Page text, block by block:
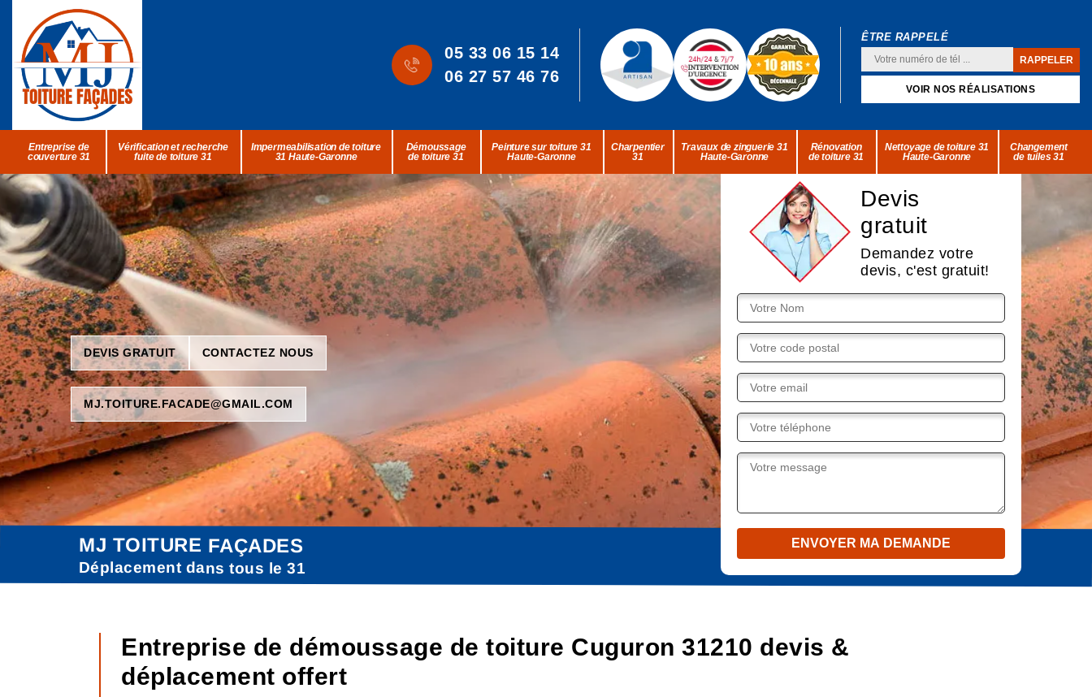
05 33 06 15 14
06 27 57 46 76
ÊTRE RAPPELÉ
VOIR NOS RÉALISATIONS
Entreprise de
couverture 31
Vérification et recherche
fuite de toiture 31
Impermeabilisation de toiture
31 Haute-Garonne
Démoussage
de toiture 31
Peinture sur toiture 31
Haute-Garonne
Charpentier
31
Travaux de zinguerie 31
Haute-Garonne
Rénovation
de toiture 31
Nettoyage de toiture 31
Haute-Garonne
Changement
de tuiles 31
DEVIS GRATUIT CONTACTEZ NOUS
MJ.TOITURE.FACADE@GMAIL.COM
Devis
gratuit
Demandez votre
devis, c'est gratuit!
MJ TOITURE FAÇADES
Déplacement dans tous le 31
Entreprise de démoussage de toiture Cuguron 31210 devis &
déplacement offert